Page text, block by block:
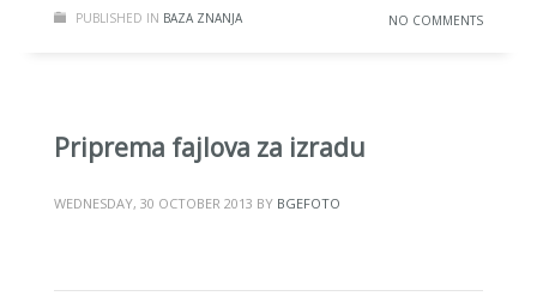
PUBLISHED IN BAZA ZNANJA NO COMMENTS
Priprema fajlova za izradu
WEDNESDAY, 30 OCTOBER 2013 BY BGEFOTO